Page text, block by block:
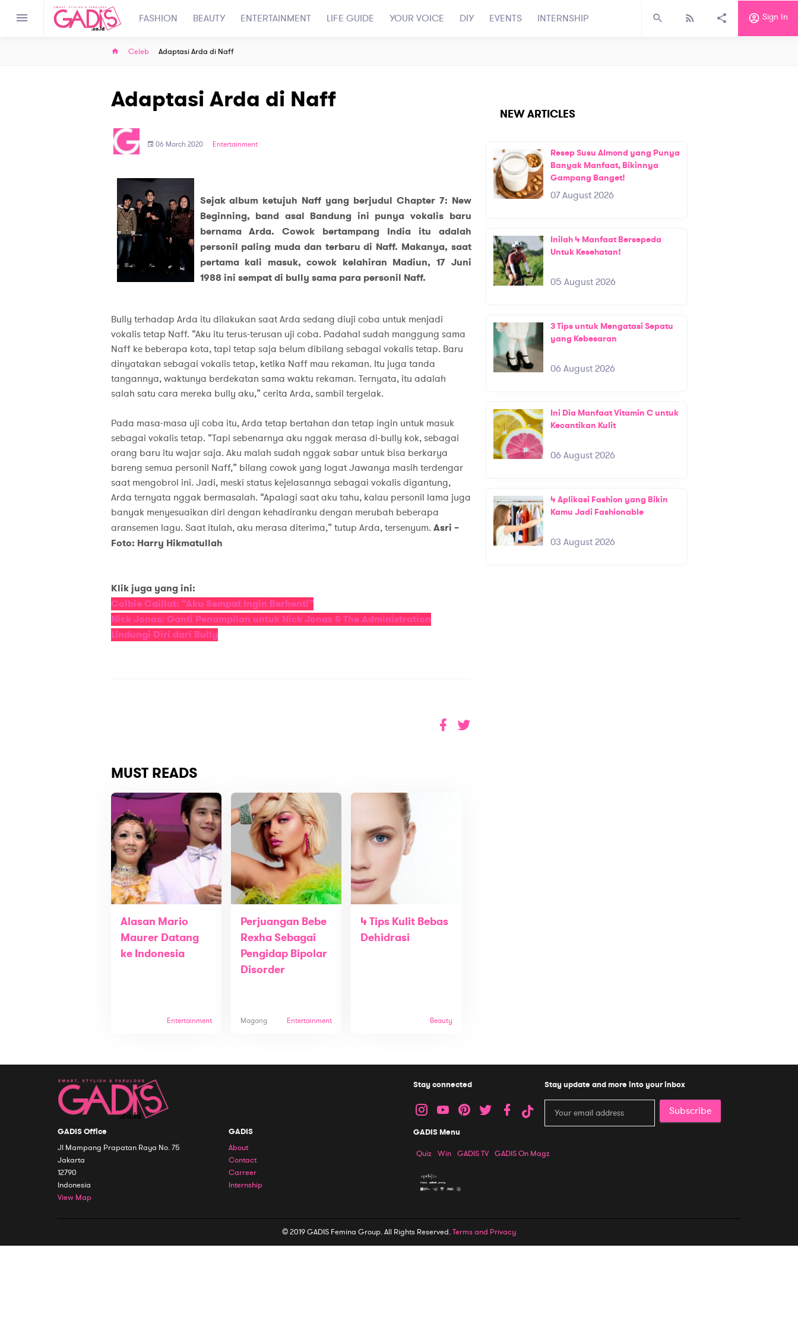
FASHION BEAUTY ENTERTAINMENT LIFE GUIDE YOUR VOICE DIY EVENTS INTERNSHIP Sign In
Celeb Adaptasi Arda di Naff
Adaptasi Arda di Naff
06 March 2020 Entertainment
Sejak album ketujuh Naff yang berjudul Chapter 7: New
Beginning, band asal Bandung ini punya vokalis baru
bernama Arda. Cowok bertampang India itu adalah
personil paling muda dan terbaru di Naff. Makanya, saat
pertama kali masuk, cowok kelahiran Madiun, 17 Juni
1988 ini sempat di bully sama para personil Naff.
Bully terhadap Arda itu dilakukan saat Arda sedang diuji coba untuk menjadi
vokalis tetap Naff. “Aku itu terus-terusan uji coba. Padahal sudah manggung sama
Naff ke beberapa kota, tapi tetap saja belum dibilang sebagai vokalis tetap. Baru
dinyatakan sebagai vokalis tetap, ketika Naff mau rekaman. Itu juga tanda
tangannya, waktunya berdekatan sama waktu rekaman. Ternyata, itu adalah
salah satu cara mereka bully aku,” cerita Arda, sambil tergelak.
Pada masa-masa uji coba itu, Arda tetap bertahan dan tetap ingin untuk masuk
sebagai vokalis tetap. “Tapi sebenarnya aku nggak merasa di-bully kok, sebagai
orang baru itu wajar saja. Aku malah sudah nggak sabar untuk bisa berkarya
bareng semua personil Naff,” bilang cowok yang logat Jawanya masih terdengar
saat mengobrol ini. Jadi, meski status kejelasannya sebagai vokalis digantung,
Arda ternyata nggak bermasalah. “Apalagi saat aku tahu, kalau personil lama juga
banyak menyesuaikan diri dengan kehadiranku dengan merubah beberapa
aransemen lagu. Saat itulah, aku merasa diterima,” tutup Arda, tersenyum. Asri –
Foto: Harry Hikmatullah
Klik juga yang ini:
Colbie Caillat: “Aku Sempat Ingin Berhenti”
Nick Jonas: Ganti Penampilan untuk Nick Jonas & The Administration
Lindungi Diri dari Bully
MUST READS
Alasan Mario
Maurer Datang
ke Indonesia
Entertainment
Perjuangan Bebe
Rexha Sebagai
Pengidap Bipolar
Disorder
Magang Entertainment
4 Tips Kulit Bebas
Dehidrasi
Beauty
NEW ARTICLES
Resep Susu Almond yang Punya
Banyak Manfaat, Bikinnya
Gampang Banget!
07 August 2026
Inilah 4 Manfaat Bersepeda
Untuk Kesehatan!
05 August 2026
3 Tips untuk Mengatasi Sepatu
yang Kebesaran
06 August 2026
Ini Dia Manfaat Vitamin C untuk
Kecantikan Kulit
06 August 2026
4 Aplikasi Fashion yang Bikin
Kamu Jadi Fashionable
03 August 2026
GADIS Office
Jl Mampang Prapatan Raya No. 75
Jakarta
12790
Indonesia
View Map
GADIS
About
Contact
Carreer
Internship
Stay connected Stay update and more into your inbox
Subscribe
GADIS Menu
Quiz Win GADIS TV GADIS On Magz
© 2019 GADIS Femina Group. All Rights Reserved.Terms and Privacy